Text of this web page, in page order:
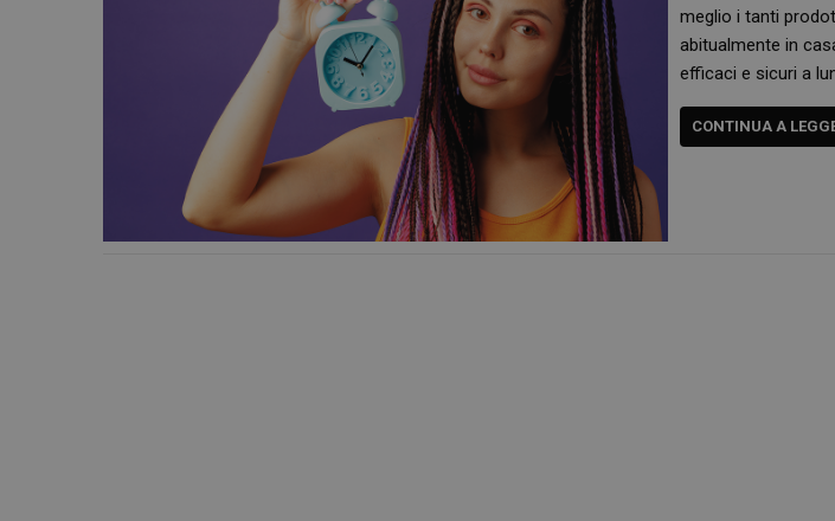
meglio i tanti
abitualmente in
efficaci e sicuri a
CONTINUA A